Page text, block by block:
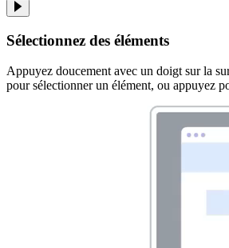
Sélectionnez des éléments
Appuyez doucement avec un doigt sur la
pour sélectionner un élément, ou appuyez